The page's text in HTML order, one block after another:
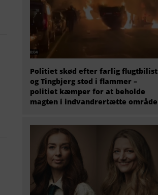
Politiet skød efter farlig flugtbilist
og Tingbjerg stod i flammer –
politiet kæmper for at beholde
magten i indvandrertætte område